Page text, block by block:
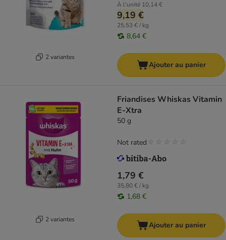
2 variantes
À l'unité 10,14 €
9,19 €
25,53 € / kg
8,64 €
Ajouter au panier
2 variantes
Friandises Whiskas Vitamin
E-Xtra
50 g
1,79 €
35,80 € / kg
1,68 €
Not rated
Ajouter au panier